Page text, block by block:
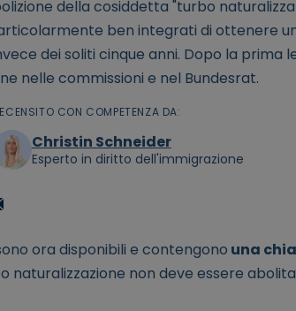
della cosiddetta "turbo
ben integrati di ottenere
dei soliti cinque anni. Dopo la prima
nelle commissioni e nel Bundesrat.
CON COMPETENZA DA:
Christin Schneider
Esperto in diritto dell'immigrazione
ora disponibili e contengono una
naturalizzazione non deve essere